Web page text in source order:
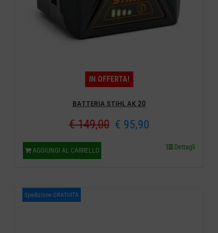
IN OFFERTA!
BATTERIA STIHL AK 20
€149,00 Il
€ 95,90Il
prezzo
AGGIUNGI AL CARRELLO Dettagli
Spedizione GRATUITA